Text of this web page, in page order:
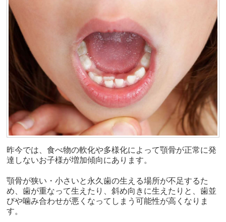
昨今では、食べ物の軟化や多様化によって顎骨が正常に発
達しないお子様が増加傾向にあります。
顎骨が狭い・小さいと永久歯の生える場所が不足するた
め、歯が重なって生えたり、斜め向きに生えたりと、歯並
びや噛み合わせが悪くなってしまう可能性が高くなりま
す。